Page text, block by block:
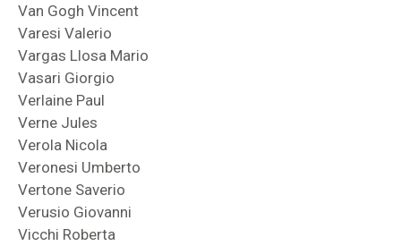
Van Gogh Vincent
Varesi Valerio
Vargas Llosa Mario
Vasari Giorgio
Verlaine Paul
Verne Jules
Verola Nicola
Veronesi Umberto
Vertone Saverio
Verusio Giovanni
Vicchi Roberta